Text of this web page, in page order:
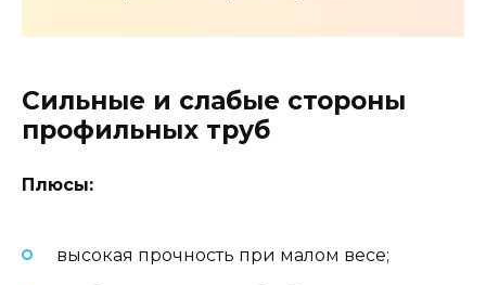
Сильные и слабые стороны
профильных труб
Плюсы:
высокая прочность при малом весе;